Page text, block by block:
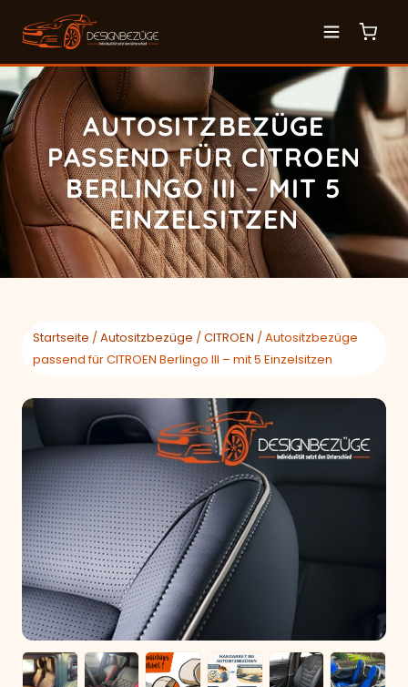
AUTOSITZBEZÜGE
PASSEND FÜR CITROEN
BERLINGO III – MIT 5
EINZELSITZEN
Startseite /Autositzbezüge /CITROEN / Autositzbezüge
passend für CITROEN Berlingo III – mit 5 Einzelsitzen